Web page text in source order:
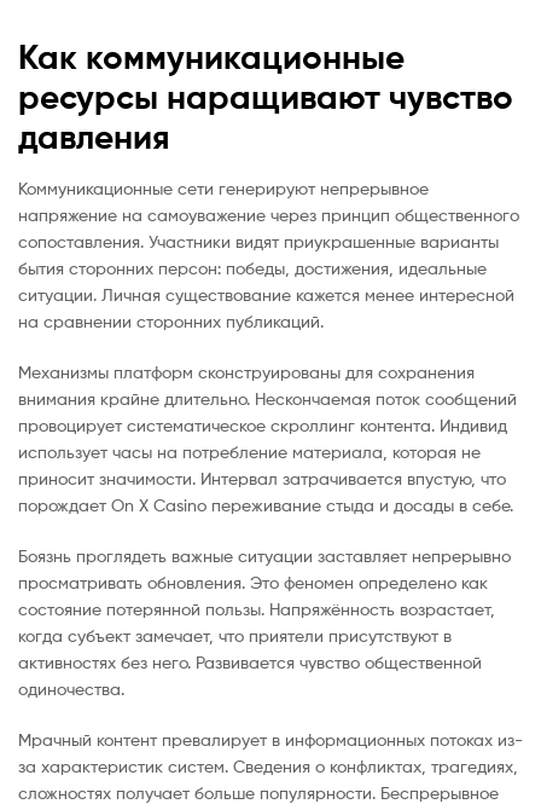
Как коммуникационные
ресурсы наращивают чувство
давления
Коммуникационные сети генерируют непрерывное
напряжение на самоуважение через принцип общественного
сопоставления. Участники видят приукрашенные варианты
бытия сторонних персон: победы, достижения, идеальные
ситуации. Личная существование кажется менее интересной
на сравнении сторонних публикаций.
Механизмы платформ сконструированы для сохранения
внимания крайне длительно. Нескончаемая поток сообщений
провоцирует систематическое скроллинг контента. Индивид
использует часы на потребление материала, которая не
приносит значимости. Интервал затрачивается впустую, что
порождает On X Casino переживание стыда и досады в себе.
Боязнь проглядеть важные ситуации заставляет непрерывно
просматривать обновления. Это феномен определено как
состояние потерянной пользы. Напряжённость возрастает,
когда субъект замечает, что приятели присутствуют в
активностях без него. Развивается чувство общественной
одиночества.
Мрачный контент превалирует в информационных потоках из-
за характеристик систем. Сведения о конфликтах, трагедиях,
сложностях получает больше популярности. Беспрерывное